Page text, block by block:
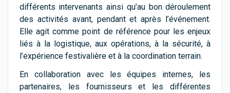
différents intervenants ainsi qu’au bon déroulement
des activités avant, pendant et après l’événement.
Elle agit comme point de référence pour les enjeux
liés à la logistique, aux opérations, à la sécurité, à
l’expérience festivalière et à la coordination terrain.
En collaboration avec les équipes internes, les
partenaires, les fournisseurs et les différentes